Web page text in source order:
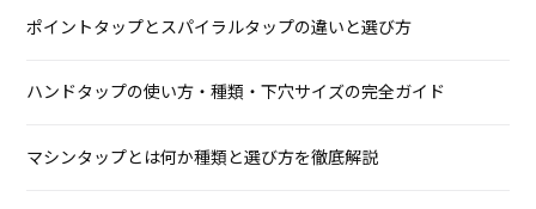
ポイントタップとスパイラルタップの違いと選び方
ハンドタップの使い方・種類・下穴サイズの完全ガイド
マシンタップとは何か種類と選び方を徹底解説